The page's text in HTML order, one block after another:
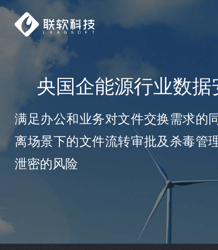
央国企能源行业数
满足办公和业务对文件交换需求的
离场景下的文件流转审批及杀毒管
泄密的风险